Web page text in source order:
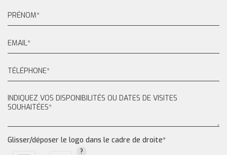
Glisser/déposer le logo dans le cadre de droite*